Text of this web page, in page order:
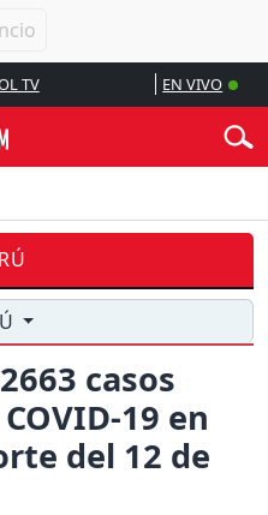
TV EN VIVO
casos
19 en
del 12 de